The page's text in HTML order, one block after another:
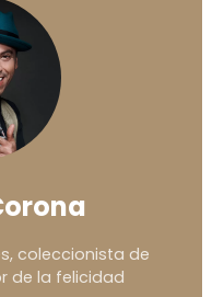
coleccionista de
de la felicidad